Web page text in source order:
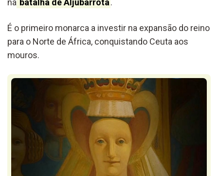
É o primeiro monarca a investir na expansão do reino
para o Norte de África, conquistando Ceuta aos
mouros.